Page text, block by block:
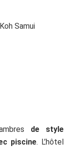
Samui
de style
piscine. L’hôtel